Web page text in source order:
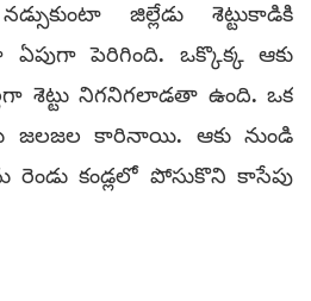
జిల్లేడు శెట్టుకాడికి
పెరిగింది. ఒక్కొక్క ఆకు
శెట్టు నిగనిగలాడతా ఉంది. ఒక
జలజల కారినాయి. ఆకు నుండి
రెండు కండ్లలో పోసుకొని కాసేపు